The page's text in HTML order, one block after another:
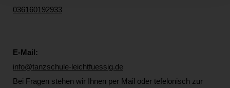
036160192933
E-Mail:
info@tanzschule-leichtfuessig.de
Bei Fragen stehen wir Ihnen per Mail oder tefelonisch zur